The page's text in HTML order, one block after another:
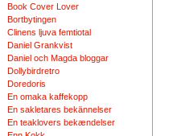
Book Cover Lover
Bortbytingen
Clinens ljuva femtiotal
Daniel Grankvist
Daniel och Magda bloggar
Dollybirdretro
Doredoris
En omaka kaffekopp
En sakletares bekännelser
En teaklovers bekændelser